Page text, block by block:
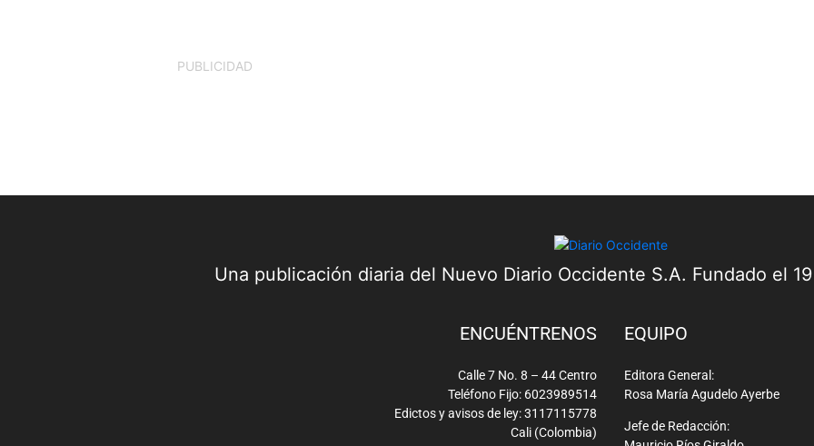
PUBLICIDAD
Una publicación diaria del Nuevo Diario Occidente S.A. Fundado el
ENCUÉNTRENOS
Calle 7 No. 8 – 44 Centro
Teléfono Fijo: 6023989514
Edictos y avisos de ley: 3117115778
Cali (Colombia)
EQUIPO
Editora General:
Rosa María Agudelo Ayerbe
Jefe de Redacción: